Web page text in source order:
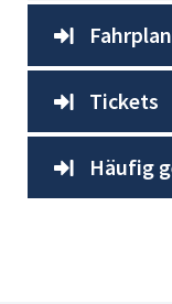
Tickets
Häufig